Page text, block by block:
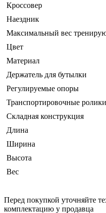
Кроссовер
Наездник
Максимальный вес
Цвет
Материал
Держатель для бутылки
Регулируемые опоры
Транспортировочные ролики
Складная конструкция
Длина
Ширина
Высота
Вес
Перед покупкой уточняйте
комплектацию у продавца